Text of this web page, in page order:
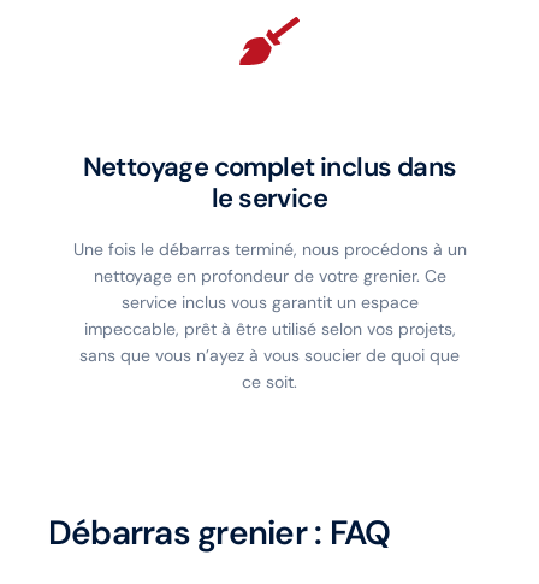
Nettoyage complet inclus dans
le service
Une fois le débarras terminé, nous procédons à un
nettoyage en profondeur de votre grenier. Ce
service inclus vous garantit un espace
impeccable, prêt à être utilisé selon vos projets,
sans que vous n’ayez à vous soucier de quoi que
ce soit.
Débarras grenier : FAQ